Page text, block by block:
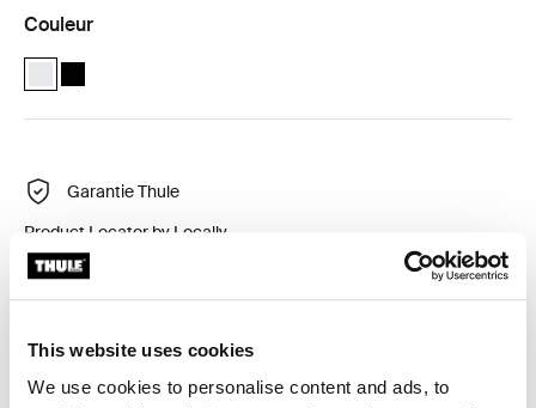
This website uses cookies
We use cookies to personalise content and ads, to
Couleur
Thule Universal Lock Blanc (selected)
Thule Universal Lock Noir
Garantie Thule
Product Locator by Locally
et fourgonnette.